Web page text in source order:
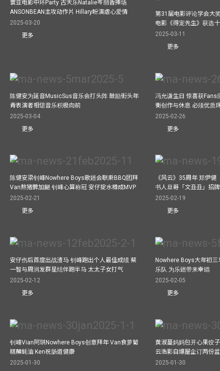
寰亚电影中环Party 古天乐Natalie岑丽香捧场
ANSONBEAN主攻动作片 Hillary盼演虐心爱情
2025-03-20
更多
第31届电影评论学会大
电影《得宠先生》获选
2025-03-11
更多
陈健安为延音MusicSus音乐会打头阵 鼓励街头年
青表演者相信音乐积极向前
2025-03-04
更多
冯允谦生日 惊喜获Fans
衡创作与休息 必须优质
2025-02-26
更多
陈健安梁钊峰Nowhere Boys歌迷会联乘BBQ团拜
Van熬猪髀加餸 钊峰心算称冠 安仔掟水樽成MVP
2025-02-21
更多
《风云》35周年 郑伊
书人旦哥「文丑丑」招
2025-02-19
更多
安仔伤后首度出战渣马 钊峰跑出个人最佳成绩 蔡
一智与周润发群星结伴跑半马 太太子女打气
2025-02-12
更多
Nowhere Boys大年初
乐队 为乐迷带来幸运
2025-02-05
更多
钊峰Vian阿珙Nowhere Boys创意拜年 Van食萝蔔
糕蘸蚝油 Ken祝肠道健康
2025-01-30
黄淑蔓妈妈包开心果饺
云浩影自爆屋企订两份
2025-01-30